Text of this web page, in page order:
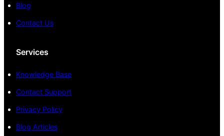
Blog
Contact Us
Services
Knowledge Base
Contact Support
Privacy Policy
Blog Articles